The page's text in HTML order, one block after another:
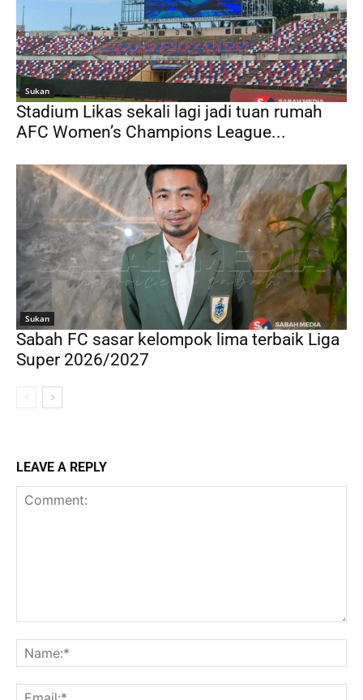
Sukan
Stadium Likas sekali lagi jadi tuan rumah
AFC Women’s Champions League...
Sukan
Sabah FC sasar kelompok lima terbaik Liga
Super 2026/2027
LEAVE A REPLY